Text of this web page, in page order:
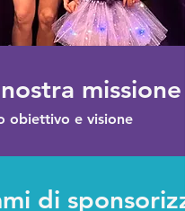
missione
obiettivo e visione
di